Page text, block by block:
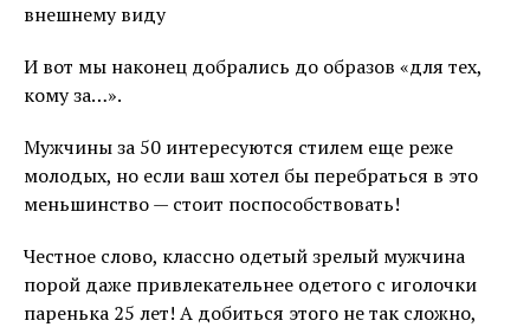
внешнему виду
И вот мы наконец добрались до образов «для тех,
кому за…».
Мужчины за 50 интересуются стилем еще реже
молодых, но если ваш хотел бы перебраться в это
меньшинство — стоит поспособствовать!
Честное слово, классно одетый зрелый мужчина
порой даже привлекательнее одетого с иголочки
паренька 25 лет! А добиться этого не так сложно,